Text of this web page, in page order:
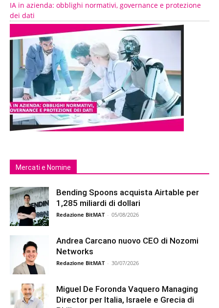
IA in azienda: obblighi normativi, governance e protezione
dei dati
Mercati e Nomine
Bending Spoons acquista Airtable per
1,285 miliardi di dollari
Redazione BitMAT - 05/08/2026
Andrea Carcano nuovo CEO di Nozomi
Networks
Redazione BitMAT - 30/07/2026
Miguel De Foronda Vaquero Managing
Director per Italia, Israele e Grecia di